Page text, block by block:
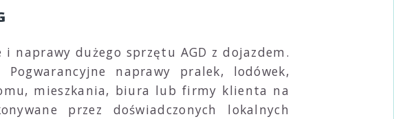
i naprawy dużego sprzętu AGD z dojazdem.
naprawy pralek, lodówek,
mieszkania, biura lub firmy klienta na
przez doświadczonych lokalnych